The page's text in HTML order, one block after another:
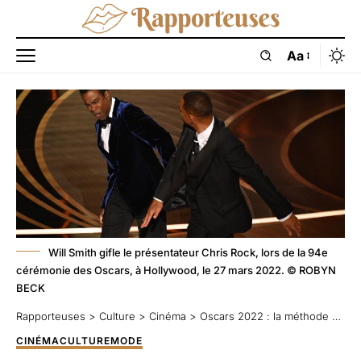
Aa
Will Smith gifle le présentateur Chris Rock, lors de la 94e
cérémonie des Oscars, à Hollywood, le 27 mars 2022. © ROBYN
BECK
Rapporteuses > Culture > Cinéma > Oscars 2022 : la méthode Will Smith, pourquoi la chevelure un sujet sensible chez les Afro-américains ?
CINÉMACULTUREMODE